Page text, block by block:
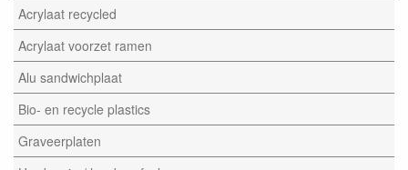
Acrylaat recycled
Acrylaat voorzet ramen
Alu sandwichplaat
Bio- en recycle plastics
Graveerplaten